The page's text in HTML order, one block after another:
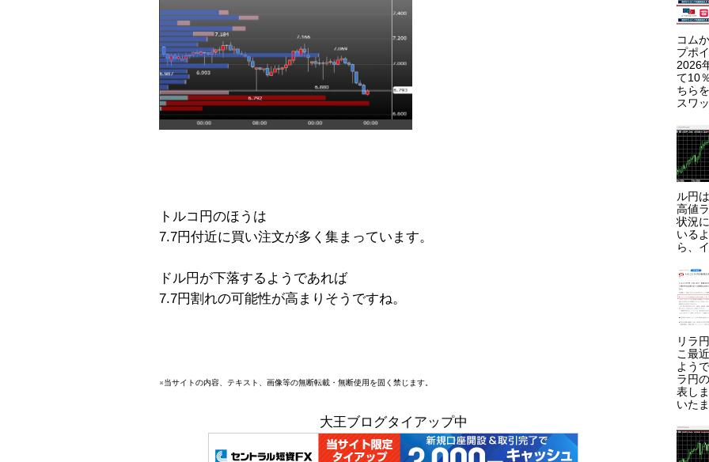
トルコ円のほうは
7.7円付近に買い注文が多く集まっています。
ドル円が下落するようであれば
7.7円割れの可能性が高まりそうですね。
※当サイトの内容、テキスト、画像等の無断転載・無断使用を固く禁じます。
大王ブログタイアップ中
コム
プポ
2026
て10
ちら
スワ
ル円
高値
状況
いる
ら、
リラ
こ最
よう
ラ円
表し
いた